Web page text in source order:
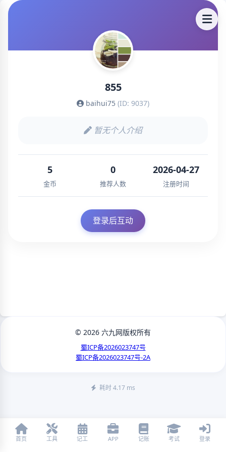
首页 工具 记工 APP 记账 考试 登录
855
baihui75 (ID: 9037)
暂无个人介绍
5
金币
0
推荐人数
2026-04-27
注册时间
登录后互动
© 2026 六九网版权所有
蜀ICP备2026023747号
蜀ICP备2026023747号-2A
耗时 4.17 ms